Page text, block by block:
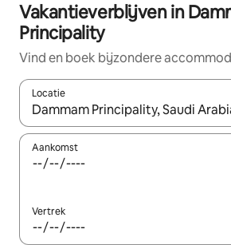
Vakantieverblijven in
Principality
Vind en boek bijzondere
Locatie
Wanneer er resultaten beschikbaar
Aankomst
Vertrek